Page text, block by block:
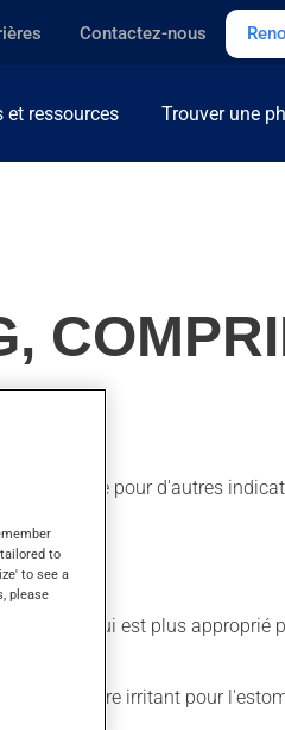
Contactez-nous
et ressources Trouver une
ainsi que pour d'autres
différent qui est plus approprié
peut être irritant pour
to
to see a
please